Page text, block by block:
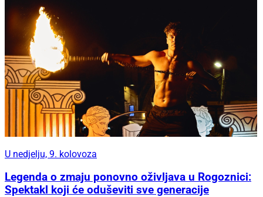
U nedjelju, 9. kolovoza
Legenda o zmaju ponovno oživljava u Rogoznici:
Spektakl koji će oduševiti sve generacije